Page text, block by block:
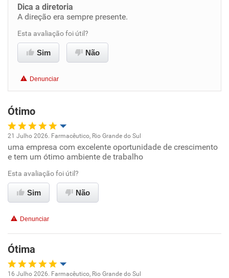
Benefícios
Recomenda esta empresa
Dica a diretoria
A direção era sempre presente.
Esta avaliação foi útil?
Sim Não
Denunciar
Ótimo
Oportunidade de promoção
Ambiente de trabalho
Conciliação com a vida familiar
Recomenda esta empresa
Recomenda a diretoria
21 Julho 2026. Farmacêutico, Rio Grande do Sul
uma empresa com excelente oportunidade de crescimento
e tem um ótimo ambiente de trabalho
Esta avaliação foi útil?
Sim Não
Denunciar
Ótima
16 Julho 2026. Farmacêutico, Rio Grande do Sul